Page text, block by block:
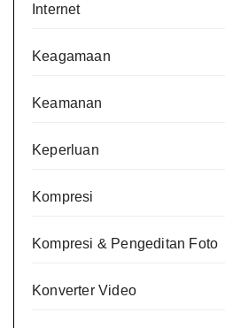
Internet
Keagamaan
Keamanan
Keperluan
Kompresi
Kompresi & Pengeditan Foto
Konverter Video